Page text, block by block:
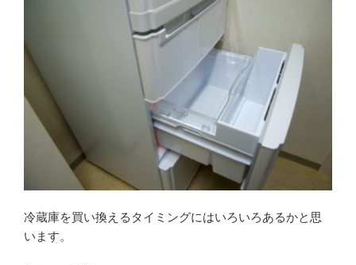
冷蔵庫を買い換えるタイミングにはいろいろあるかと思
います。